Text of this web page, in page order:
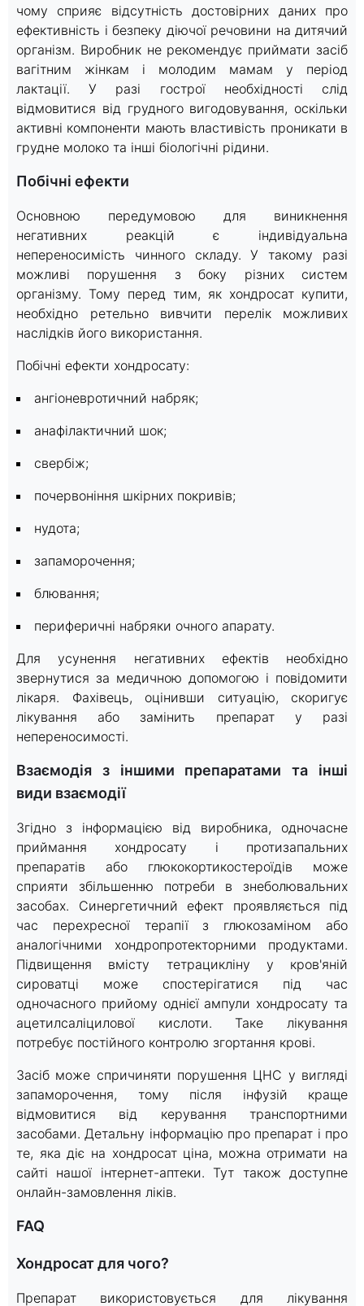
чому сприяє відсутність достовірних даних про
ефективність і безпеку діючої речовини на дитячий
організм. Виробник не рекомендує приймати засіб
вагітним жінкам і молодим мамам у період
лактації. У разі гострої необхідності слід
відмовитися від грудного вигодовування, оскільки
активні компоненти мають властивість проникати в
грудне молоко та інші біологічні рідини.
Побічні ефекти
Основною передумовою для виникнення
негативних реакцій є індивідуальна
непереносимість чинного складу. У такому разі
можливі порушення з боку різних систем
організму. Тому перед тим, як хондросат купити,
необхідно ретельно вивчити перелік можливих
наслідків його використання.
Побічні ефекти хондросату:
ангіоневротичний набряк;
анафілактичний шок;
свербіж;
почервоніння шкірних покривів;
нудота;
запаморочення;
блювання;
периферичні набряки очного апарату.
Для усунення негативних ефектів необхідно
звернутися за медичною допомогою і повідомити
лікаря. Фахівець, оцінивши ситуацію, скоригує
лікування або замінить препарат у разі
непереносимості.
Взаємодія з іншими препаратами та інші
види взаємодії
Згідно з інформацією від виробника, одночасне
приймання хондросату і протизапальних
препаратів або глюкокортикостероїдів може
сприяти збільшенню потреби в знеболювальних
засобах. Синергетичний ефект проявляється під
час перехресної терапії з глюкозаміном або
аналогічними хондропротекторними продуктами.
Підвищення вмісту тетрацикліну у кров'яній
сироватці може спостерігатися під час
одночасного прийому однієї ампули хондросату та
ацетилсаліцилової кислоти. Таке лікування
потребує постійного контролю згортання крові.
Засіб може спричиняти порушення ЦНС у вигляді
запаморочення, тому після інфузій краще
відмовитися від керування транспортними
засобами. Детальну інформацію про препарат і про
те, яка діє на хондросат ціна, можна отримати на
сайті нашої інтернет-аптеки. Тут також доступне
онлайн-замовлення ліків.
FAQ
Хондросат для чого?
Препарат використовується для лікування